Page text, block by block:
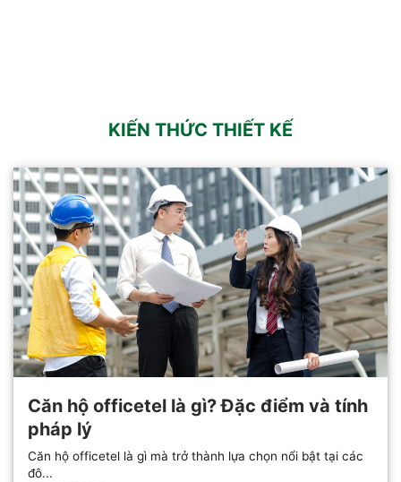
KIẾN THỨC THIẾT KẾ
Căn hộ officetel là gì? Đặc điểm và tính
pháp lý
Căn hộ officetel là gì mà trở thành lựa chọn nổi bật tại các
đô...